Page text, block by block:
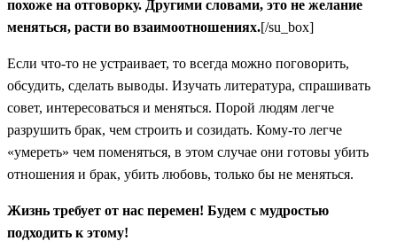
похоже на отговорку. Другими словами, это не желание
меняться, расти во взаимоотношениях.[/su_box]
Если что-то не устраивает, то всегда можно поговорить,
обсудить, сделать выводы. Изучать литература, спрашивать
совет, интересоваться и меняться. Порой людям легче
разрушить брак, чем строить и созидать. Кому-то легче
«умереть» чем поменяться, в этом случае они готовы убить
отношения и брак, убить любовь, только бы не меняться.
Жизнь требует от нас перемен! Будем с мудростью
подходить к этому!